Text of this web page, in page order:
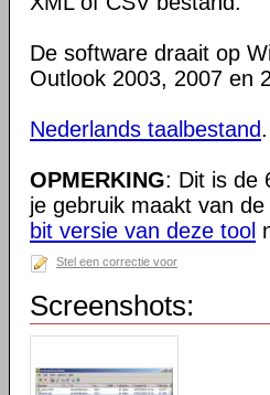
De software draait op
Outlook 2003, 2007 en
Nederlands taalbestand.
OPMERKING: Dit is de
je gebruik maakt van
bit versie van deze tool
Stel een correctie voor
Screenshots: